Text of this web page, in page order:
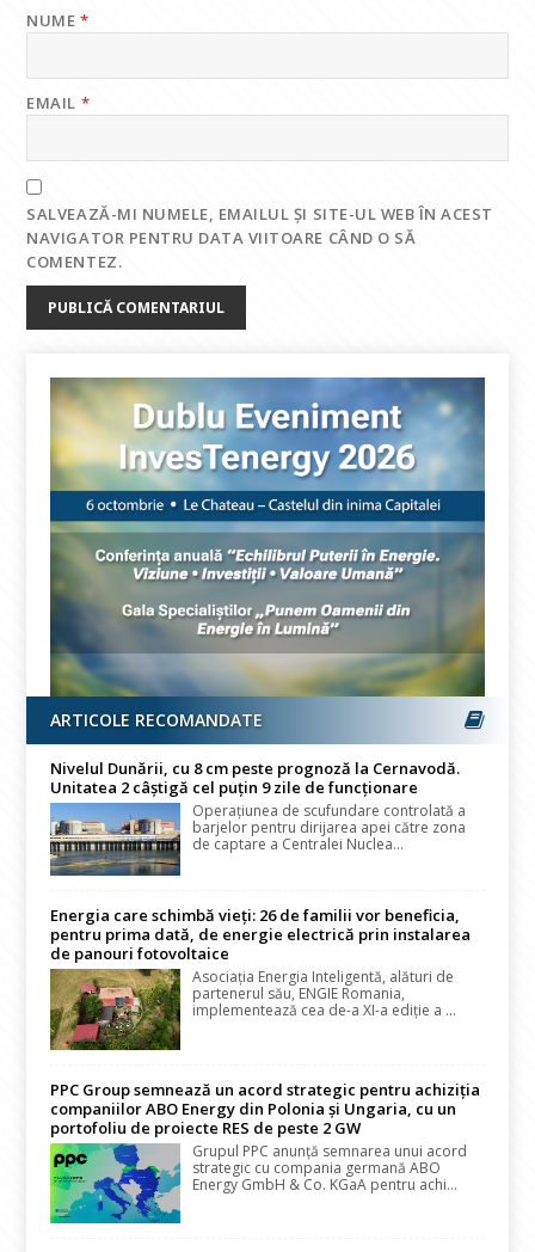
NUME*
EMAIL *
SALVEAZĂ-MI NUMELE, EMAILUL ȘI SITE-UL WEB ÎN ACEST
NAVIGATOR PENTRU DATA VIITOARE CÂND O SĂ
COMENTEZ.
ARTICOLE RECOMANDATE
Nivelul Dunării, cu 8 cm peste prognoză la Cernavodă.
Unitatea 2 câștigă cel puțin 9 zile de funcționare
Operațiunea de scufundare controlată a
barjelor pentru dirijarea apei către zona
de captare a Centralei Nuclea...
Energia care schimbă vieți: 26 de familii vor beneficia,
pentru prima dată, de energie electrică prin instalarea
de panouri fotovoltaice
Asociația Energia Inteligentă, alături de
partenerul său, ENGIE Romania,
implementează cea de-a XI-a ediție a ...
PPC Group semnează un acord strategic pentru achiziția
companiilor ABO Energy din Polonia și Ungaria, cu un
portofoliu de proiecte RES de peste 2 GW
Grupul PPC anunță semnarea unui acord
strategic cu compania germană ABO
Energy GmbH & Co. KGaA pentru achi...